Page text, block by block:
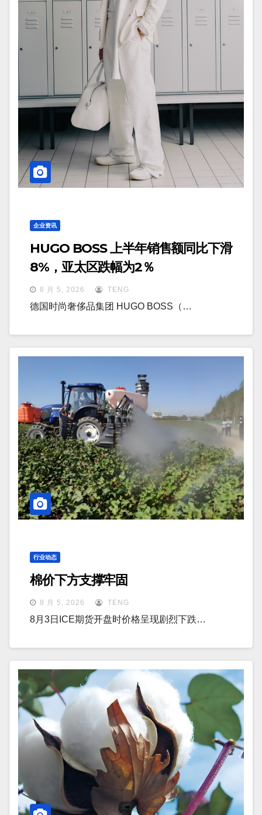
企业资讯
HUGO BOSS 上半年销售额同比下滑
8%，亚太区跌幅为2％
8 月 5, 2026 TENG
德国时尚奢侈品集团 HUGO BOSS（…
行业动态
棉价下方支撑牢固
8 月 5, 2026 TENG
8月3日ICE期货开盘时价格呈现剧烈下跌…